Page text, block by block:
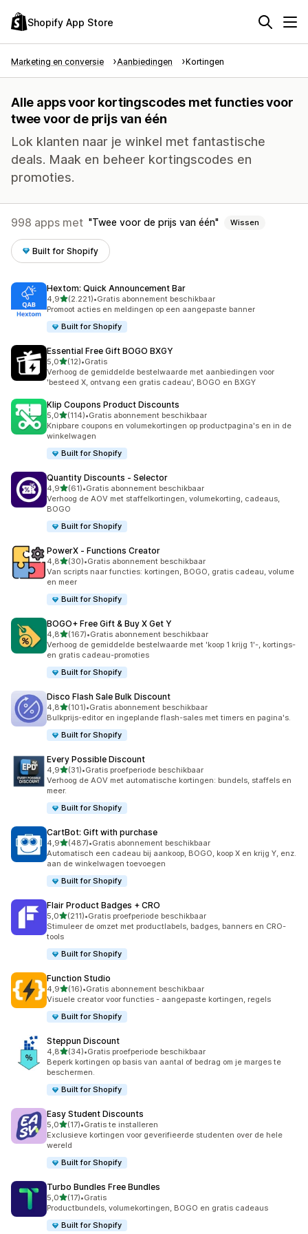
Shopify App Store
Marketing en conversie Aanbiedingen Kortingen
Alle apps voor kortingscodes met functies voor
twee voor de prijs van één
Lok klanten naar je winkel met fantastische
deals. Maak en beheer kortingscodes en
promoties.
998 apps met Twee voor de prijs van één Wissen
Built for Shopify
Hextom: Quick Announcement Bar
4,9van 5 sterren
(2.221)
2221 recensies in totaal
•Gratis abonnement beschikbaar
Promoot acties en meldingen op een aangepaste banner
Built for Shopify
Essential Free Gift BOGO BXGY
5,0van 5 sterren
(12)
12 recensies in totaal
•Gratis
Verhoog de gemiddelde bestelwaarde met aanbiedingen voor
'besteed X, ontvang een gratis cadeau', BOGO en BXGY
Klip Coupons Product Discounts
5,0van 5 sterren
(114)
114 recensies in totaal
•Gratis abonnement beschikbaar
Knipbare coupons en volumekortingen op productpagina's en in de
winkelwagen
Built for Shopify
Quantity Discounts ‑ Selector
4,9van 5 sterren
(61)
61 recensies in totaal
•Gratis abonnement beschikbaar
Verhoog de AOV met staffelkortingen, volumekorting, cadeaus,
BOGO
Built for Shopify
PowerX ‑ Functions Creator
4,8van 5 sterren
(30)
30 recensies in totaal
•Gratis abonnement beschikbaar
Van scripts naar functies: kortingen, BOGO, gratis cadeau, volume
en meer
Built for Shopify
BOGO+ Free Gift & Buy X Get Y
4,8van 5 sterren
(167)
167 recensies in totaal
•Gratis abonnement beschikbaar
Verhoog de gemiddelde bestelwaarde met 'koop 1 krijg 1'-, kortings-
en gratis cadeau-promoties
Built for Shopify
Disco Flash Sale Bulk Discount
4,8van 5 sterren
(101)
101 recensies in totaal
•Gratis abonnement beschikbaar
Bulkprijs-editor en ingeplande flash-sales met timers en pagina's.
Built for Shopify
Every Possible Discount
4,9van 5 sterren
(31)
31 recensies in totaal
•Gratis proefperiode beschikbaar
Verhoog de AOV met automatische kortingen: bundels, staffels en
meer.
Built for Shopify
CartBot: Gift with purchase
4,9van 5 sterren
(487)
487 recensies in totaal
•Gratis abonnement beschikbaar
Automatisch een cadeau bij aankoop, BOGO, koop X en krijg Y, enz.
aan de winkelwagen toevoegen
Built for Shopify
Flair Product Badges + CRO
5,0van 5 sterren
(211)
211 recensies in totaal
•Gratis proefperiode beschikbaar
Stimuleer de omzet met productlabels, badges, banners en CRO-
tools
Built for Shopify
Function Studio
4,9van 5 sterren
(16)
16 recensies in totaal
•Gratis abonnement beschikbaar
Visuele creator voor functies - aangepaste kortingen, regels
Built for Shopify
Steppun Discount
4,8van 5 sterren
(34)
34 recensies in totaal
•Gratis proefperiode beschikbaar
Beperk kortingen op basis van aantal of bedrag om je marges te
beschermen.
Built for Shopify
Easy Student Discounts
5,0van 5 sterren
(17)
17 recensies in totaal
•Gratis te installeren
Exclusieve kortingen voor geverifieerde studenten over de hele
wereld
Built for Shopify
Turbo Bundles Free Bundles
5,0van 5 sterren
(17)
17 recensies in totaal
•Gratis
Productbundels, volumekortingen, BOGO en gratis cadeaus
Built for Shopify